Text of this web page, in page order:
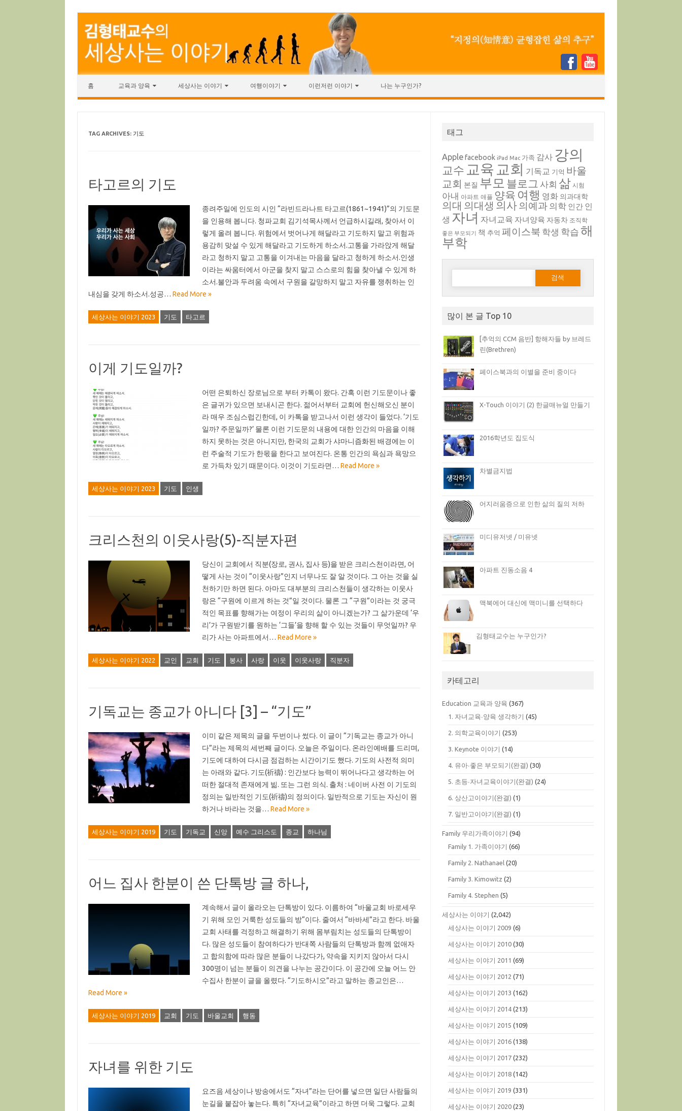
홈 교육과 양육 세상사는 이야기 여행이야기 이런저런 이야기 나는 누구인가?
TAG ARCHIVES: 기도
타고르의 기도
종려주일에 인도의 시인 “라빈드라나트 타고르(1861~1941)”의 기도문
을 인용해 봅니다. 청파교회 김기석목사께서 언급하시길래, 찾아서 이
렇게 올려 봅니다. 위험에서 벗어나게 해달라고 기도하지 말고 위험과
용감히 맞설 수 있게 해달라고 기도하게 하소서.고통을 가라앉게 해달
라고 청하지 말고 고통을 이겨내는 마음을 달라고 청하게 하소서.인생
이라는 싸움터에서 아군을 찾지 말고 스스로의 힘을 찾아낼 수 있게 하
소서.불안과 두려움 속에서 구원을 갈망하지 말고 자유를 쟁취하는 인
내심을 갖게 하소서.성공… Read More »
세상사는 이야기 2023 기도 타고르
이게 기도일까?
어떤 은퇴하신 장로님으로 부터 카톡이 왔다. 간혹 이런 기도문이나 좋
은 글귀가 있으면 보내시곤 한다. 젊어서부터 교회에 헌신해오신 분이
라 매우 조심스럽긴한데, 이 카톡을 받고나서 이런 생각이 들었다. ‘기도
일까? 주문일까?’ 물론 이런 기도문의 내용에 대한 인간의 마음을 이해
하지 못하는 것은 아니지만, 한국의 교회가 샤마니즘화된 배경에는 이
런 주술적 기도가 한몫을 한다고 보여진다. 온통 인간의 욕심과 욕망으
로 가득차 있기 때문이다. 이것이 기도라면… Read More »
세상사는 이야기 2023 기도 인생
크리스천의 이웃사랑(5)-직분자편
당신이 교회에서 직분(장로, 권사, 집사 등)을 받은 크리스천이라면, 어
떻게 사는 것이 “이웃사랑”인지 너무나도 잘 알 것이다. 그 아는 것을 실
천하기만 하면 된다. 아마도 대부분의 크리스천들이 생각하는 이웃사
랑은 “구원에 이르게 하는 것”일 것이다. 물론 그 “구원”이라는 것 궁극
적인 목표를 향해가는 여정이 우리의 삶이 아니겠는가? 그 삶가운데 ‘우
리’가 구원받기를 원하는 ‘그들’을 향해 할 수 있는 것들이 무엇일까? 우
리가 사는 아파트에서… Read More »
세상사는 이야기 2022 교인 교회 기도 봉사 사랑 이웃 이웃사랑 직분자
기독교는 종교가 아니다 [3] – “기도”
이미 같은 제목의 글을 두번이나 썼다. 이 글이 “기독교는 종교가 아니
다”라는 제목의 세번째 글이다. 오늘은 주일이다. 온라인예배를 드리며,
기도에 대하여 다시금 점검하는 시간이기도 했다. 기도의 사전적 의미
는 아래와 같다. 기도(祈禱) : 인간보다 능력이 뛰어나다고 생각하는 어
떠한 절대적 존재에게 빎. 또는 그런 의식. 출처 : 네이버 사전 이 기도의
정의는 일반적인 기도(祈禱)의 정의이다. 일반적으로 기도는 자신이 원
하거나 바라는 것을… Read More »
세상사는 이야기 2019 기도 기독교 신앙 예수 그리스도 종교 하나님
어느 집사 한분이 쓴 단톡방 글 하나,
계속해서 글이 올라오는 단톡방이 있다. 이름하여 “바울교회 바로세우
기 위해 모인 거룩한 성도들의 방“이다. 줄여서 “바바세”라고 한다. 바울
교회 사태를 걱정하고 해결하기 위해 몸부림치는 성도들의 단톡방이
다. 많은 성도들이 참여하다가 반대쪽 사람들의 단톡방과 함께 없애자
고 합의함에 따라 많은 분들이 나갔다가, 약속을 지키지 않아서 다시
300명이 넘는 분들이 의견을 나누는 공간이다. 이 공간에 오늘 어느 안
수집사 한분이 글을 올렸다. “기도하시오”라고 말하는 종교인은…
Read More »
세상사는 이야기 2019 교회 기도 바울교회 행동
자녀를 위한 기도
요즈음 세상이나 방송에서도 “자녀”라는 단어를 넣으면 일단 사람들의
눈길을 붙잡아 놓는다. 특히 “자녀교육”이라고 하면 더욱 그렇다. 교회
태그
Apple facebook iPad Mac 가족 감사 강의
교수 교육 교회 기독교 기억 바울
교회 본질 부모 블로그 사회 삶 시험
아내 아파트 애플 양육 여행 영화 의과대학
의대 의대생 의사의예과 의학 인간 인
생 자녀 자녀교육 자녀양육 자동차 조직학
좋은 부모되기 책 추억 페이스북 학생 학습 해
부학
다음 검색:
많이 본 글 Top 10
[추억의 CCM 음반] 항해자들 by 브레드
린(Brethren)
페이스북과의 이별을 준비 중이다
X-Touch 이야기 (2) 한글매뉴얼 만들기
2016학년도 집도식
차별금지법
어지러움증으로 인한 삶의 질의 저하
미디유저넷 / 미유넷
아파트 진동소음 4
맥북에어 대신에 맥미니를 선택하다
김형태교수는 누구인가?
카테고리
Education 교육과 양육 (367)
1. 자녀교육∙양육 생각하기 (45)
2. 의학교육이야기 (253)
3. Keynote 이야기 (14)
4. 유아∙좋은 부모되기(완결) (30)
5. 초등∙자녀교육이야기(완결) (24)
6. 상산고이야기(완결) (1)
7. 일반고이야기(완결) (1)
Family 우리가족이야기 (94)
Family 1. 가족이야기 (66)
Family 2. Nathanael (20)
Family 3. Kimowitz (2)
Family 4. Stephen (5)
세상사는 이야기 (2,042)
세상사는 이야기 2009 (6)
세상사는 이야기 2010 (30)
세상사는 이야기 2011 (69)
세상사는 이야기 2012 (71)
세상사는 이야기 2013 (162)
세상사는 이야기 2014 (213)
세상사는 이야기 2015 (109)
세상사는 이야기 2016 (138)
세상사는 이야기 2017 (232)
세상사는 이야기 2018 (142)
세상사는 이야기 2019 (331)
세상사는 이야기 2020 (23)